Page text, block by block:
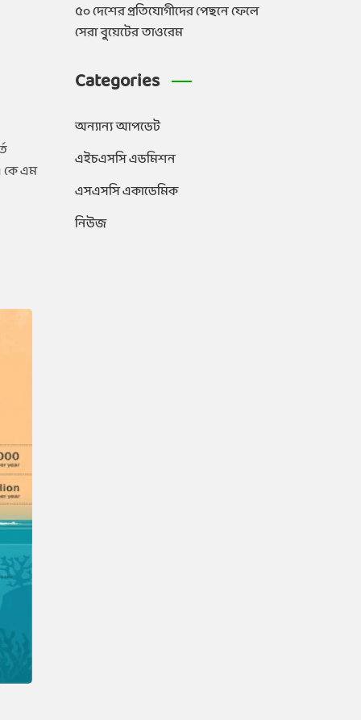
কে এম
৫০ দেশের প্রতিযোগীদের পেছনে ফেলে
সেরা বুয়েটের তাওরেম
Categories
অন্যান্য আপডেট
এইচএসসি এডমিশন
এসএসসি একাডেমিক
নিউজ